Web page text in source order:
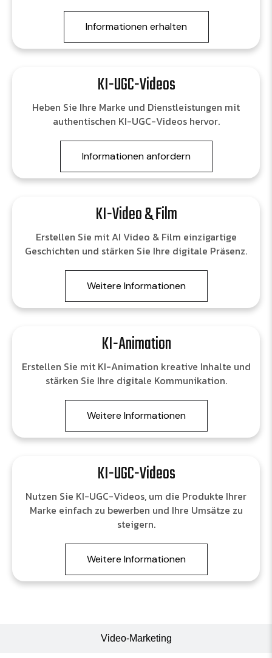
Video-Marketing
Informationen erhalten
KI-UGC-Videos
Heben Sie Ihre Marke und Dienstleistungen mit
authentischen KI-UGC-Videos hervor.
Informationen anfordern
KI-Video & Film
Erstellen Sie mit AI Video & Film einzigartige
Geschichten und stärken Sie Ihre digitale Präsenz.
Weitere Informationen
KI-Animation
Erstellen Sie mit KI-Animation kreative Inhalte und
stärken Sie Ihre digitale Kommunikation.
Weitere Informationen
KI-UGC-Videos
Nutzen Sie KI-UGC-Videos, um die Produkte Ihrer
Marke einfach zu bewerben und Ihre Umsätze zu
steigern.
Weitere Informationen